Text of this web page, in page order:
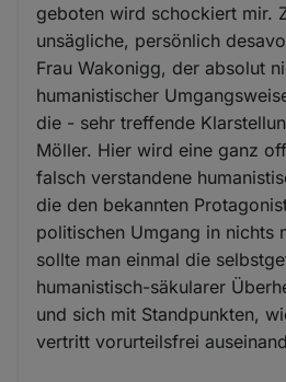
geboten wird schockiert mir.
unsägliche, persönlich
Frau Wakonigg, der absolut
humanistischer
die - sehr treffende
Möller. Hier wird eine ganz
falsch verstandene
die den bekannten
politischen Umgang in nichts
sollte man einmal die
humanistisch-säkularer
und sich mit Standpunkten,
vertritt vorurteilsfrei